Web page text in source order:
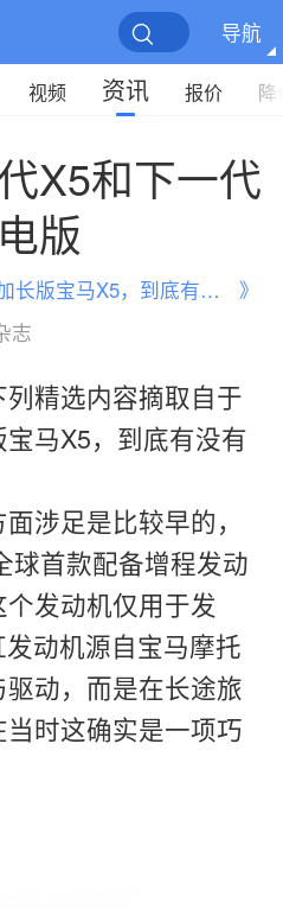
导航
视频 资讯 报价 降
X5和下一代
版
下一代国产加长版宝马X5，到底有没有增程版？
》
志
列精选内容摘取自于
宝马X5，到底有没有
涉足是比较早的，
球首款配备增程发动
发动机仅用于发
动机源自宝马摩托
动，而是在长途旅
时这确实是一项巧